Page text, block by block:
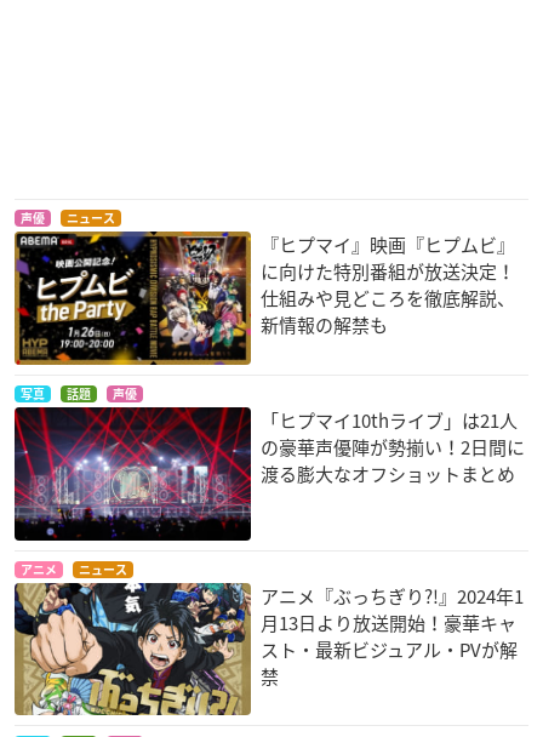
声優 ニュース
『ヒプマイ』映画『ヒプムビ』
に向けた特別番組が放送決定！
仕組みや見どころを徹底解説、
新情報の解禁も
写真 話題 声優
「ヒプマイ10thライブ」は21人
の豪華声優陣が勢揃い！2日間に
渡る膨大なオフショットまとめ
アニメ ニュース
アニメ『ぶっちぎり?!』2024年1
月13日より放送開始！豪華キャ
スト・最新ビジュアル・PVが解
禁